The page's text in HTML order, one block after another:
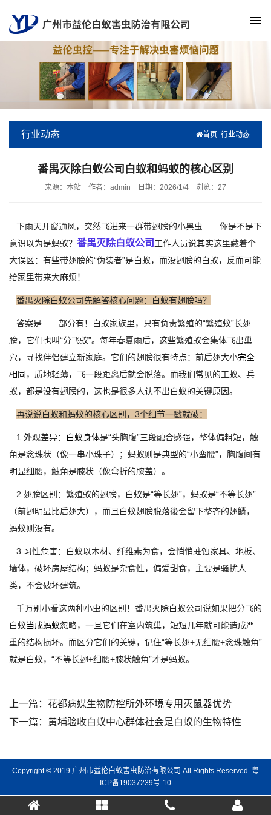
行业动态 首页 行业动态
番禺灭除白蚁公司白蚁和蚂蚁的核心区别
来源：本站 作者：admin 日期：2026/1/4 浏览： 27
下雨天开窗通风，突然飞进来一群带翅膀的小黑虫——你是不是下
意识以为是蚂蚁？ 番禺灭除白蚁公司 工作人员说其实这里藏着个
大误区：有些带翅膀的“伪装者”是白蚁，而没翅膀的白蚁，反而可能
给家里带来大麻烦！
番禺灭除白蚁公司先解答核心问题：白蚁有翅膀吗？
答案是——部分有！白蚁家族里，只有负责繁殖的“繁殖蚁”长翅
膀，它们也叫“分飞蚁”。每年春夏雨后，这些繁殖蚁会集体飞出巢
穴，寻找伴侣建立新家庭。它们的翅膀很有特点：前后翅大小完全
相同 ，质地轻薄，飞一段距离后就会脱落。而我们常见的工蚁、兵
蚁，都是没有翅膀的，这也是很多人认不出白蚁的关键原因。
再说说白蚁和蚂蚁的核心区别，3个细节一戳就破：
1.外观差异： 白蚁身体是“头胸腹”三段融合感强，整体偏粗短，触
角是念珠状（像一串小珠子）；蚂蚁则是典型的“小蛮腰”，胸腹间有
明显细腰，触角是膝状（像弯折的膝盖）。
2.翅膀区别：繁殖蚁的翅膀，白蚁是“等长翅”，蚂蚁是“不等长翅”
（前翅明显比后翅大），而且白蚁翅膀脱落後会留下整齐的翅鳞，
蚂蚁则没有。
3.习性危害：白蚁以木材、纤维素为食，会悄悄蛀蚀家具、地板、
墙体，破坏房屋结构；蚂蚁是杂食性，偏爱甜食，主要是骚扰人
类，不会破坏建筑。
千万别小看这两种小虫的区别！番禺灭除白蚁公司说如果把分飞的
白蚁当成蚂蚁忽略，一旦它们在室内筑巢，短短几年就可能造成严
重的结构损坏。而区分它们的关键，记住“等长翅+无细腰+念珠触角”
就是白蚁，“不等长翅+细腰+膝状触角”才是蚂蚁。
上一篇： 花都病媒生物防控所外环境专用灭鼠器优势
下一篇： 黄埔验收白蚁中心群体社会是白蚁的生物特性
Copyright © 2019 广州市益伦白蚁害虫防治有限公司 All Rights Reserved. 粤
ICP备19037239号-10